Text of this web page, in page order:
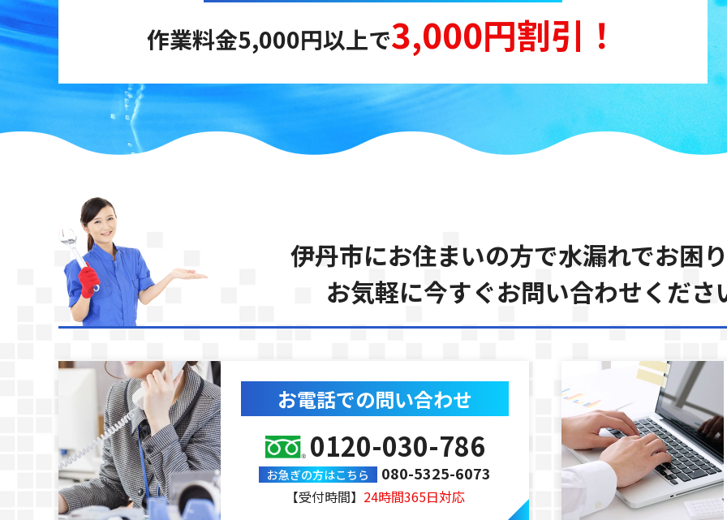
作業料金5,000円以上で3,000円割引！
伊丹市にお住まいの方で水漏れでお困
お気軽に今すぐお問い合わせくださ
お電話での問い合わせ
0120-030-786
お急ぎの方はこちら 080-5325-6073
【受付時間】 24時間365日対応